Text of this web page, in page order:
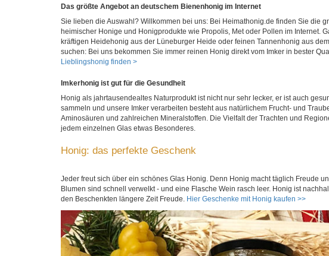
Das größte Angebot an deutschem Bienenhonig im Internet
Sie lieben die Auswahl? Willkommen bei uns: Bei Heimathonig.de finden Sie die
heimischer Honige und Honigprodukte wie Propolis, Met oder Pollen im Internet.
kräftigen Heidehonig aus der Lüneburger Heide oder feinen Tannenhonig aus
suchen: Bei uns bekommen Sie immer reinen Honig direkt vom Imker in bester
Lieblingshonig finden >
Imkerhonig ist gut für die Gesundheit
Honig als jahrtausendealtes Naturprodukt ist nicht nur sehr lecker, er ist auch
sammeln und unsere Imker verarbeiten besteht aus natürlichem Frucht- und
Aminosäuren und zahlreichen Mineralstoffen. Die Vielfalt der Trachten und
jedem einzelnen Glas etwas Besonderes.
Honig: das perfekte Geschenk
Jeder freut sich über ein schönes Glas Honig. Denn Honig macht täglich Freude
Blumen sind schnell verwelkt - und eine Flasche Wein rasch leer. Honig ist
den Beschenkten längere Zeit Freude. Hier Geschenke mit Honig kaufen >>